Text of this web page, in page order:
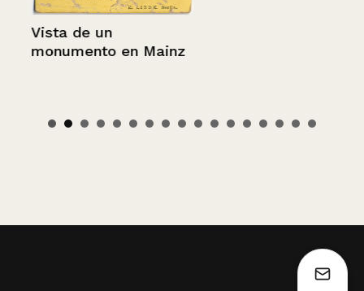
Vista de un
monumento en Mainz